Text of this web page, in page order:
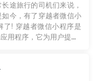
途旅行的司机们来说，
今，有了穿越者微信小
了! 穿越者微信小程序是
用程序，它为用户提...